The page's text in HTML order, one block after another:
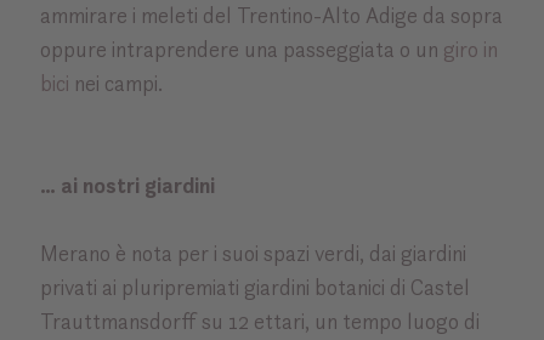
ammirare i meleti del Trentino-Alto Adige da sopra
oppure intraprendere una passeggiata o un giro in
bici nei campi.
… ai nostri giardini
Merano è nota per i suoi spazi verdi, dai giardini
privati ai pluripremiati giardini botanici di Castel
Trauttmansdorff su 12 ettari, un tempo luogo di